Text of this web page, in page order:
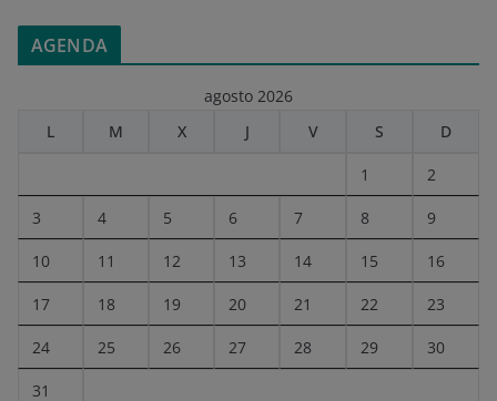
AGENDA
agosto 2026
L
M X J V S D
1 2
3 4 5 6 7 8 9
10 11 12 13 14 15 16
17 18 19 20 21 22 23
24 25 26 27 28 29 30
31